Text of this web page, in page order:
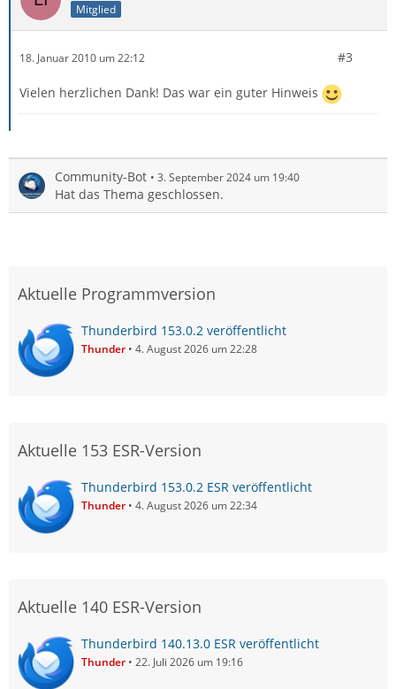
Mitglied
18. Januar 2010 um 22:12 #3
Vielen herzlichen Dank! Das war ein guter Hinweis
Community-Bot 3. September 2024 um 19:40
Hat das Thema geschlossen.
Aktuelle Programmversion
Thunderbird 153.0.2 veröffentlicht
Thunder 4. August 2026 um 22:28
Aktuelle 153 ESR-Version
Thunderbird 153.0.2 ESR veröffentlicht
Thunder 4. August 2026 um 22:34
Aktuelle 140 ESR-Version
Thunderbird 140.13.0 ESR veröffentlicht
Thunder 22. Juli 2026 um 19:16